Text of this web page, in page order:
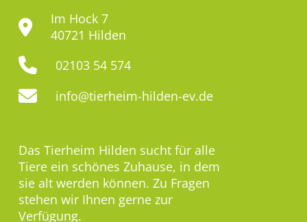
Im Hock 7
40721 Hilden
02103 54 574
info@tierheim-hilden-ev.de
Das Tierheim Hilden sucht für alle
Tiere ein schönes Zuhause, in dem
sie alt werden können. Zu Fragen
stehen wir Ihnen gerne zur
Verfügung.